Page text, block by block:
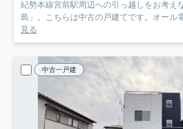
紀勢本線宮前駅周辺への引っ越しをお考
島」。こちらは中古の戸建てです。オール
見る
中古一戸建